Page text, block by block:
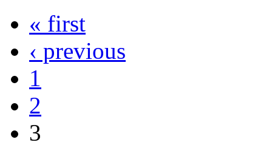
« first
‹ previous
1
2
3